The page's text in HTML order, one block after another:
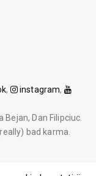
, instagram,
Dan Filipciuc.
bad karma.